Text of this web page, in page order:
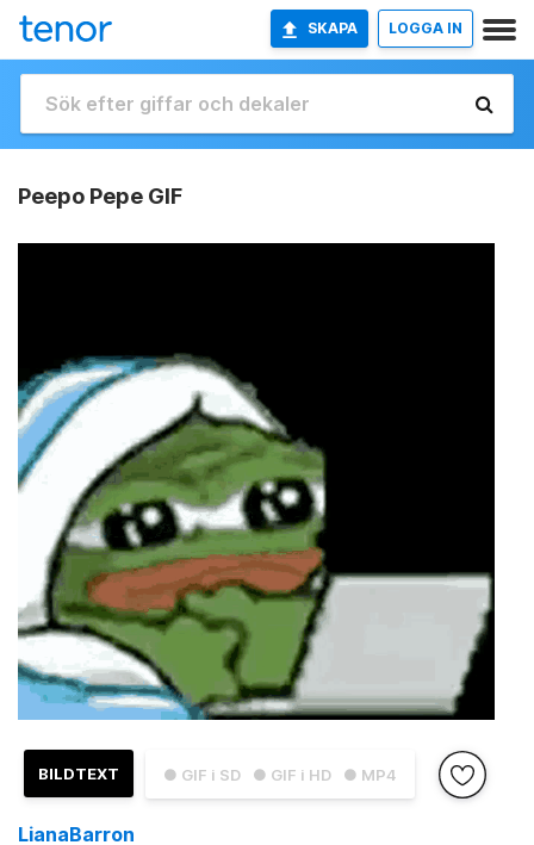
SKAPA LOGGA IN
Peepo Pepe GIF
● GIF i SD ● GIF i HD ● MP4
BILDTEXT
LianaBarron